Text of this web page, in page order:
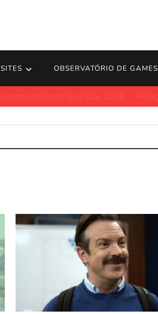
SITES OBSERVATÓRIO DE GAMES